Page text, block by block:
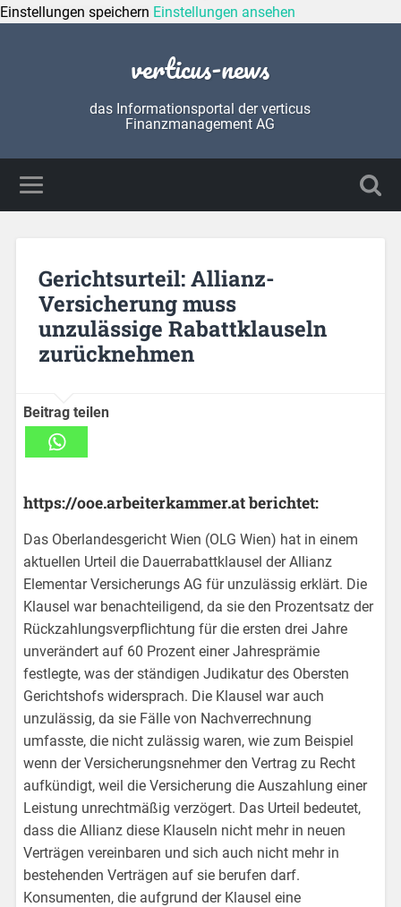
Einstellungen speichern Einstellungen ansehen
verticus-news
das Informationsportal der verticus
Finanzmanagement AG
Gerichtsurteil: Allianz-
Versicherung muss
unzulässige Rabattklauseln
zurücknehmen
Beitrag teilen
https://ooe.arbeiterkammer.at berichtet:
Das Oberlandesgericht Wien (OLG Wien) hat in einem
aktuellen Urteil die Dauerrabattklausel der Allianz
Elementar Versicherungs AG für unzulässig erklärt. Die
Klausel war benachteiligend, da sie den Prozentsatz der
Rückzahlungsverpflichtung für die ersten drei Jahre
unverändert auf 60 Prozent einer Jahresprämie
festlegte, was der ständigen Judikatur des Obersten
Gerichtshofs widersprach. Die Klausel war auch
unzulässig, da sie Fälle von Nachverrechnung
umfasste, die nicht zulässig waren, wie zum Beispiel
wenn der Versicherungsnehmer den Vertrag zu Recht
aufkündigt, weil die Versicherung die Auszahlung einer
Leistung unrechtmäßig verzögert. Das Urteil bedeutet,
dass die Allianz diese Klauseln nicht mehr in neuen
Verträgen vereinbaren und sich auch nicht mehr in
bestehenden Verträgen auf sie berufen darf.
Konsumenten, die aufgrund der Klausel eine